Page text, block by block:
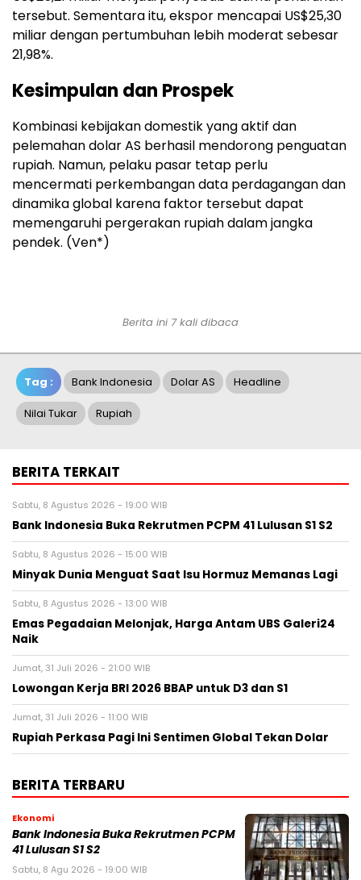
tersebut. Sementara itu, ekspor mencapai US$25,30
miliar dengan pertumbuhan lebih moderat sebesar
21,98%.
Kesimpulan dan Prospek
Kombinasi kebijakan domestik yang aktif dan
pelemahan dolar AS berhasil mendorong penguatan
rupiah. Namun, pelaku pasar tetap perlu
mencermati perkembangan data perdagangan dan
dinamika global karena faktor tersebut dapat
memengaruhi pergerakan rupiah dalam jangka
pendek. (Ven*)
Berita ini 7 kali dibaca
Tag : Bank Indonesia Dolar AS Headline
Nilai Tukar Rupiah
BERITA TERKAIT
Sabtu, 8 Agustus 2026 - 19:00 WIB
Bank Indonesia Buka Rekrutmen PCPM 41 Lulusan S1 S2
Sabtu, 8 Agustus 2026 - 15:00 WIB
Minyak Dunia Menguat Saat Isu Hormuz Memanas Lagi
Sabtu, 8 Agustus 2026 - 13:00 WIB
Emas Pegadaian Melonjak, Harga Antam UBS Galeri24
Naik
Jumat, 31 Juli 2026 - 21:00 WIB
Lowongan Kerja BRI 2026 BBAP untuk D3 dan S1
Jumat, 31 Juli 2026 - 11:00 WIB
Rupiah Perkasa Pagi Ini Sentimen Global Tekan Dolar
BERITA TERBARU
Ekonomi
Bank Indonesia Buka Rekrutmen PCPM
41 Lulusan S1 S2
Sabtu, 8 Agu 2026 - 19:00 WIB